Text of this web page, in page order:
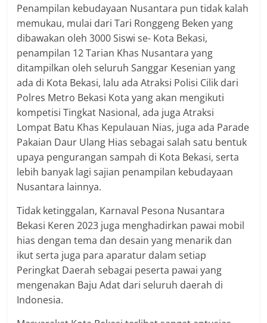
Penampilan kebudayaan Nusantara pun tidak kalah
memukau, mulai dari Tari Ronggeng Beken yang
dibawakan oleh 3000 Siswi se- Kota Bekasi,
penampilan 12 Tarian Khas Nusantara yang
ditampilkan oleh seluruh Sanggar Kesenian yang
ada di Kota Bekasi, lalu ada Atraksi Polisi Cilik dari
Polres Metro Bekasi Kota yang akan mengikuti
kompetisi Tingkat Nasional, ada juga Atraksi
Lompat Batu Khas Kepulauan Nias, juga ada Parade
Pakaian Daur Ulang Hias sebagai salah satu bentuk
upaya pengurangan sampah di Kota Bekasi, serta
lebih banyak lagi sajian penampilan kebudayaan
Nusantara lainnya.
Tidak ketinggalan, Karnaval Pesona Nusantara
Bekasi Keren 2023 juga menghadirkan pawai mobil
hias dengan tema dan desain yang menarik dan
ikut serta juga para aparatur dalam setiap
Peringkat Daerah sebagai peserta pawai yang
mengenakan Baju Adat dari seluruh daerah di
Indonesia.